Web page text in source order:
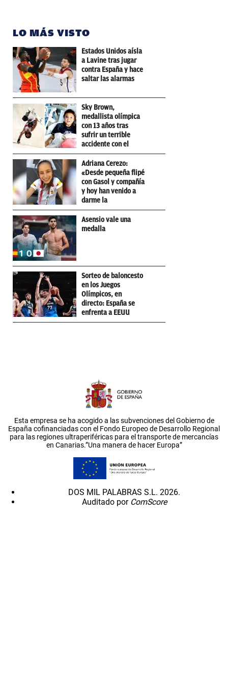
LO MÁS VISTO
Estados Unidos aísla
a Lavine tras jugar
contra España y hace
saltar las alarmas
Sky Brown,
medallista olímpica
con 13 años tras
sufrir un terrible
accidente con el
skateboard
Adriana Cerezo:
«Desde pequeña flipé
con Gasol y compañía
y hoy han venido a
darme la
enhorabuena»
Asensio vale una
medalla
Sorteo de baloncesto
en los Juegos
Olímpicos, en
directo: España se
enfrenta a EEUU
Esta empresa se ha acogido a las subvenciones del Gobierno de
España cofinanciadas con el Fondo Europeo de Desarrollo Regional
para las regiones ultraperiféricas para el transporte de mercancías
en Canarias.”Una manera de hacer Europa”
DOS MIL PALABRAS S.L. 2026.
Auditado por ComScore